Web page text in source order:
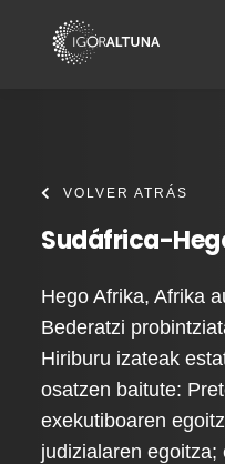
VOLVER ATRÁS
Sudáfrica-
Hego Afrika, Afrika
Bederatzi
Hiriburu izateak
osatzen baitute:
exekutiboaren
judizialaren